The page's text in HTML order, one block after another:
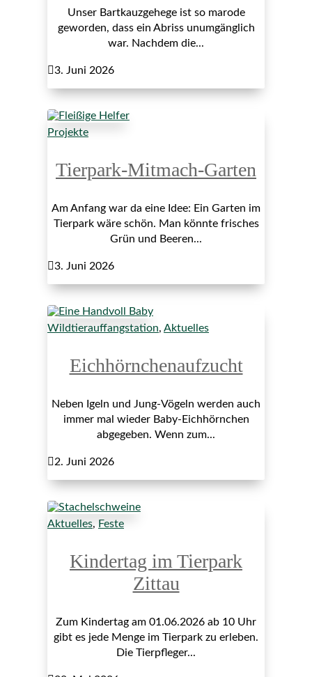
Unser Bartkauzgehege ist so marode
geworden, dass ein Abriss unumgänglich
war. Nachdem die...
3. Juni 2026
Projekte
Tierpark-Mitmach-Garten
Am Anfang war da eine Idee: Ein Garten im
Tierpark wäre schön. Man könnte frisches
Grün und Beeren...
3. Juni 2026
Wildtierauffangstation, Aktuelles
Eichhörnchenaufzucht
Neben Igeln und Jung-Vögeln werden auch
immer mal wieder Baby-Eichhörnchen
abgegeben. Wenn zum...
2. Juni 2026
Aktuelles, Feste
Kindertag im Tierpark
Zittau
Zum Kindertag am 01.06.2026 ab 10 Uhr
gibt es jede Menge im Tierpark zu erleben.
Die Tierpfleger...